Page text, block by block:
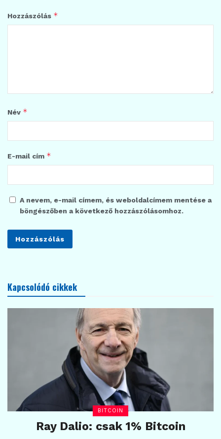
Hozzászólás *
Név *
E-mail cím *
A nevem, e-mail címem, és weboldalcímem mentése a
böngészőben a következő hozzászólásomhoz.
Kapcsolódó cikkek
BITCOIN
Ray Dalio: csak 1% Bitcoin